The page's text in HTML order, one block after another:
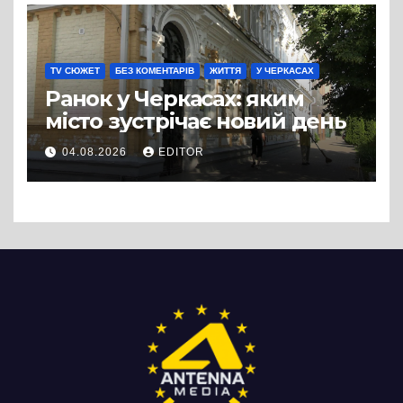
TV СЮЖЕТ БЕЗ КОМЕНТАРІВ ЖИТТЯ У ЧЕРКАСАХ
Ранок у Черкасах: яким
місто зустрічає новий день
04.08.2026 EDITOR